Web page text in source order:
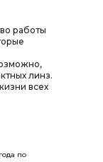
работы
линз.
всех
по